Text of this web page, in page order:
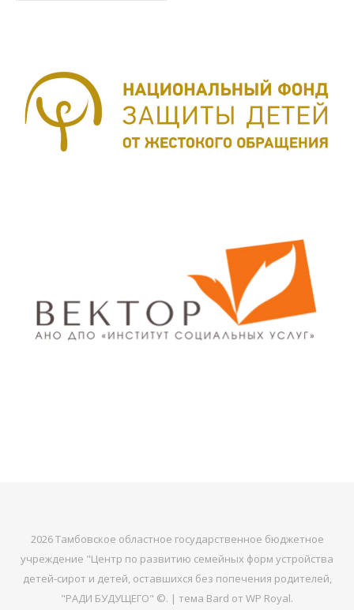
2026 Тамбовское областное государственное бюджетное
учреждение "Центр по развитию семейных форм устройства
детей-сирот и детей, оставшихся без попечения родителей,
"РАДИ БУДУЩЕГО" ©. | тема Bard от WP Royal.